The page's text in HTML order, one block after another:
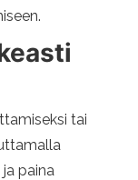
tai
paina